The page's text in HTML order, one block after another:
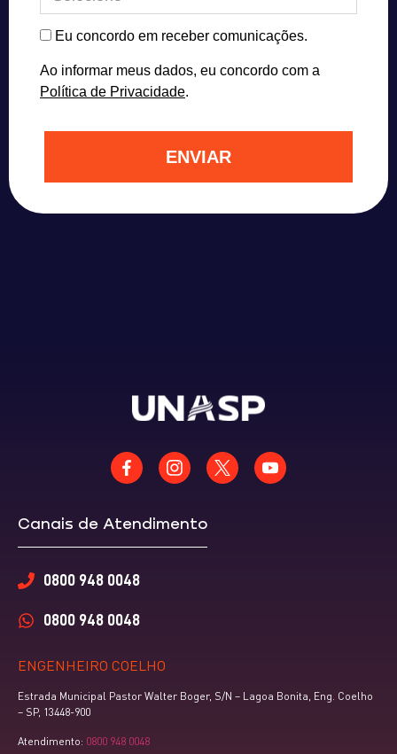
Eu concordo em receber comunicações.
Ao informar meus dados, eu concordo com a
Política de Privacidade.
ENVIAR
ENGENHEIRO COELHO
Estrada Municipal Pastor Walter Boger, S/N – Lagoa Bonita, Eng. Coelho
– SP, 13448-900
Atendimento: 0800 948 0048
Canais de Atendimento
0800 948 0048
0800 948 0048